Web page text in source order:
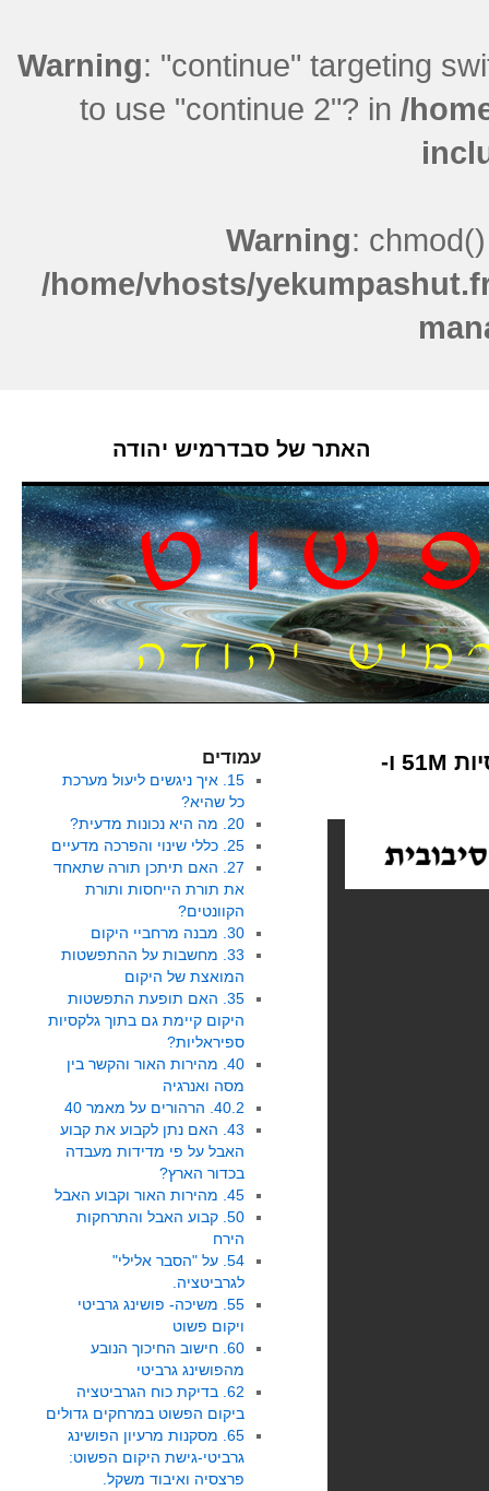
Warning: "continue" targeting
to use "continue 2"? in /
Warning:
/home/vhosts/
האתר של סבדרמיש יהודה
80. הקשיים בהסבר הניוטוני בתנועה הסיבובית בגלקסיות 51M ו- עמודים
15. איך ניגשים ליעול מערכת
כל שהיא?
20. מה היא נכונות מדעית?
25. כללי שינוי והפרכה מדעיים
27. האם תיתכן תורה שתאחד
את תורת הייחסות ותורת
הקוונטים?
30. מבנה מרחביי היקום
33. מחשבות על ההתפשטות
המואצת של היקום
35. האם תופעת התפשטות
היקום קיימת גם בתוך גלקסיות
ספיראליות?
40. מהירות האור והקשר בין
מסה ואנרגיה
40.2. הרהורים על מאמר 40
43. האם נתן לקבוע את קבוע
האבל על פי מדידות מעבדה
בכדור הארץ?
45. מהירות האור וקבוע האבל
50. קבוע האבל והתרחקות
הירח
54. על "הסבר אלילי"
לגרביטציה.
55. משיכה- פושינג גרביטי
ויקום פשוט
60. חישוב החיכוך הנובע
מהפושינג גרביטי
62. בדיקת כוח הגרביטציה
ביקום הפשוט במרחקים גדולים
65. מסקנות מרעיון הפושינג
גרביטי-גישת היקום הפשוט:
פרצסיה ואיבוד משקל.